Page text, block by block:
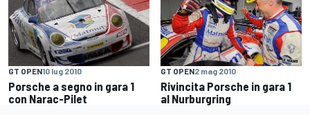
GT OPEN10 lug 2010
Porsche a segno in gara 1
con Narac-Pilet
GT OPEN2 mag 2010
Rivincita Porsche in gara 1
al Nurburgring